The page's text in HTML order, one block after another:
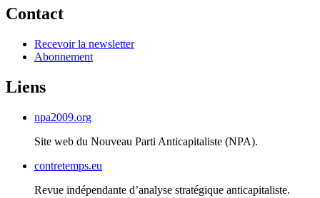
Contact
Recevoir la newsletter
Abonnement
Liens
npa2009.org
Site web du Nouveau Parti Anticapitaliste (NPA).
contretemps.eu
Revue indépendante d’analyse stratégique anticapitaliste.